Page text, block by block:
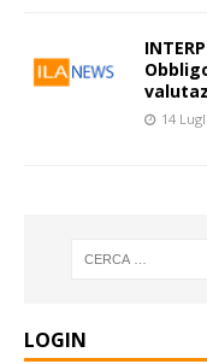
14
LOGIN